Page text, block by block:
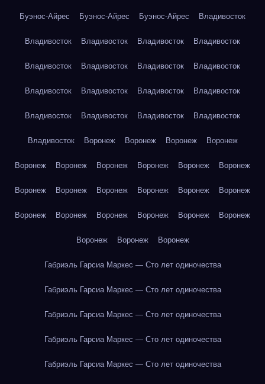
Буэнос-Айрес Буэнос-Айрес Буэнос-Айрес Владивосток
Владивосток Владивосток Владивосток Владивосток
Владивосток Владивосток Владивосток Владивосток
Владивосток Владивосток Владивосток Владивосток
Владивосток Владивосток Владивосток Владивосток
Владивосток Воронеж Воронеж Воронеж Воронеж
Воронеж Воронеж Воронеж Воронеж Воронеж Воронеж
Воронеж Воронеж Воронеж Воронеж Воронеж Воронеж
Воронеж Воронеж Воронеж Воронеж Воронеж Воронеж
Воронеж Воронеж Воронеж
Габриэль Гарсиа Маркес — Сто лет одиночества
Габриэль Гарсиа Маркес — Сто лет одиночества
Габриэль Гарсиа Маркес — Сто лет одиночества
Габриэль Гарсиа Маркес — Сто лет одиночества
Габриэль Гарсиа Маркес — Сто лет одиночества